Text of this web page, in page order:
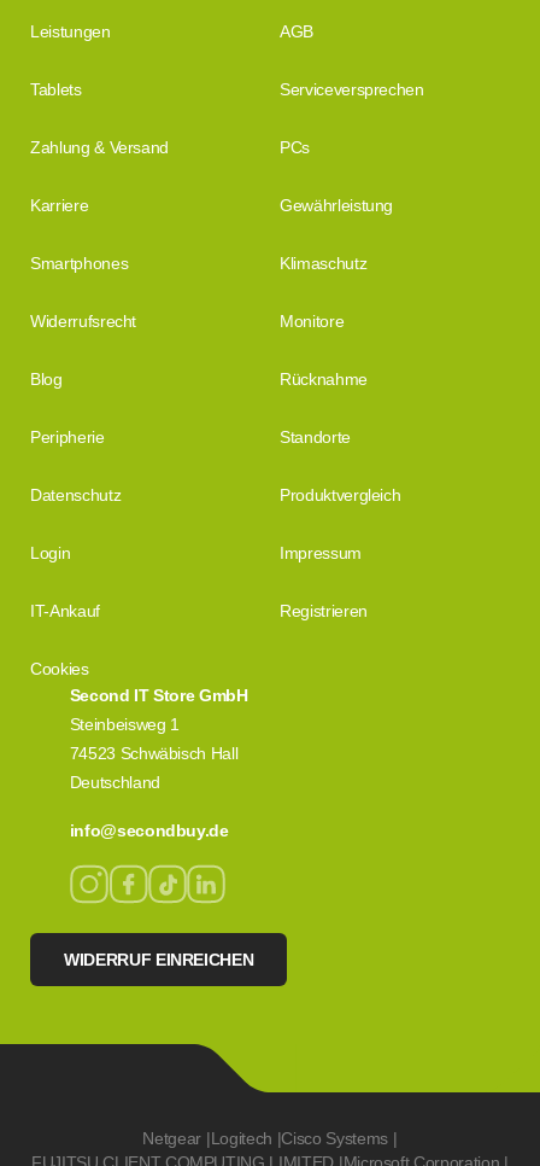
Second IT Store GmbH
Steinbeisweg 1
74523 Schwäbisch Hall
Deutschland
info@secondbuy.de
WIDERRUF EINREICHEN
Leistungen AGB
Tablets Serviceversprechen
Zahlung & Versand PCs
Karriere Gewährleistung
Smartphones Klimaschutz
Widerrufsrecht Monitore
Blog Rücknahme
Peripherie Standorte
Datenschutz Produktvergleich
Login Impressum
IT-Ankauf Registrieren
Cookies
Netgear |Logitech |Cisco Systems |